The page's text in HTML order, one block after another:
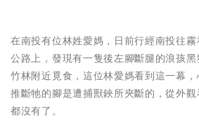
在南投有位林姓愛媽，日前行經南投往
公路上，發現有一隻後左腳斷腿的浪孩
竹林附近覓食，這位林愛媽看到這一幕
推斷牠的腳是遭捕獸鋏所夾斷的，從外
都沒有了。